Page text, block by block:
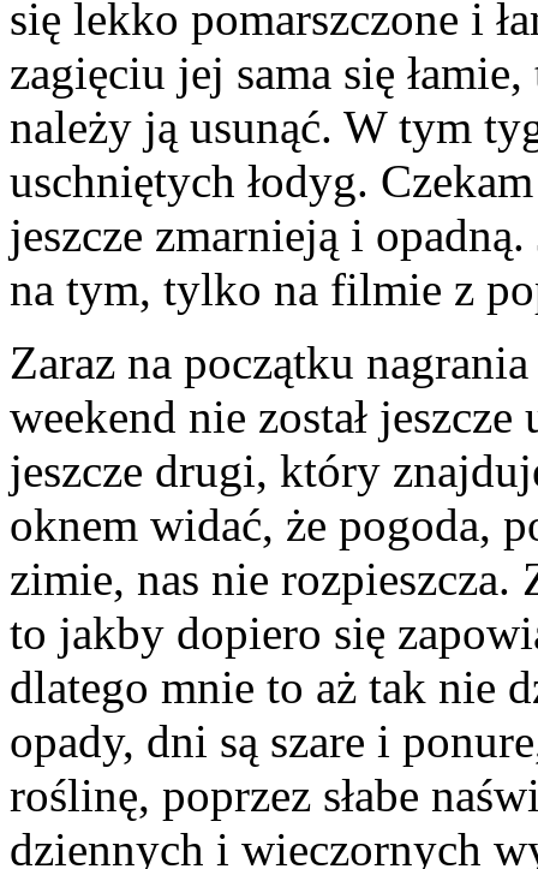
się lekko pomarszczone i
zagięciu jej sama się
należy ją usunąć. W tym
uschniętych łodyg.
jeszcze zmarnieją i
na tym, tylko na filmie z
Zaraz na początku
weekend nie został
jeszcze drugi, który
oknem widać, że pogoda,
zimie, nas nie
to jakby dopiero się
dlatego mnie to aż tak nie
opady, dni są szare i
roślinę, poprzez słabe
dziennych i wieczornych